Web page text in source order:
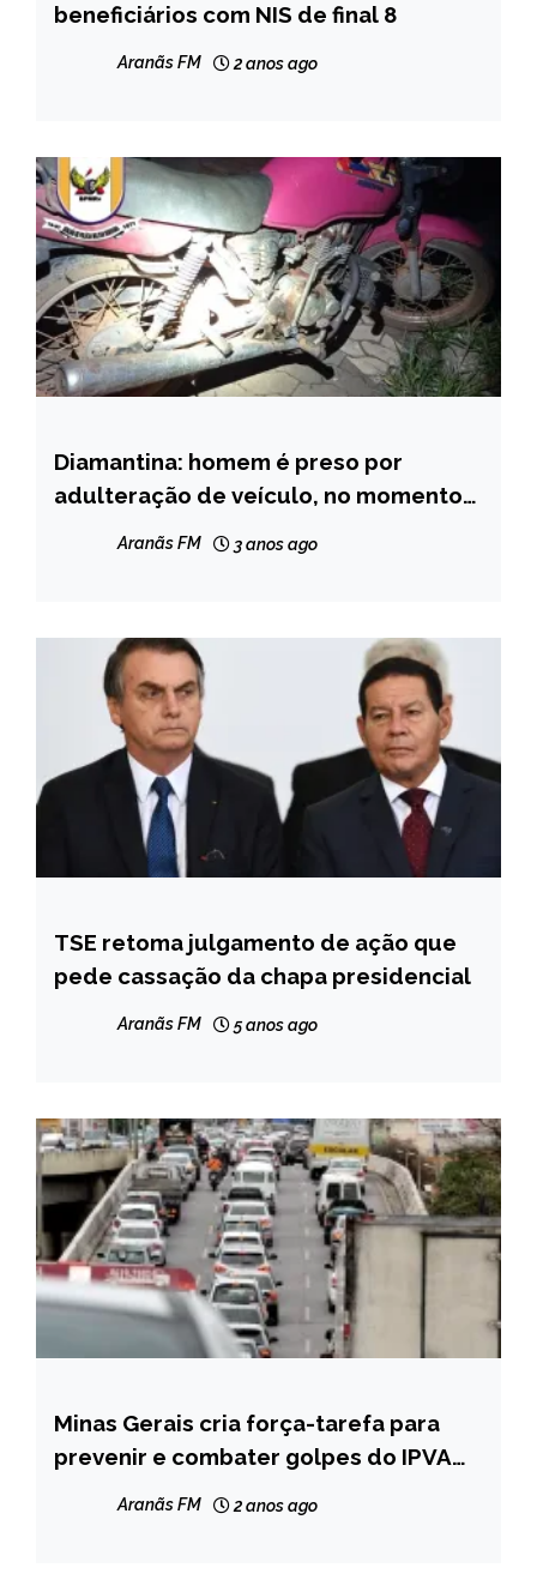
NOTÍCIAS
beneficiários com NIS de final 8
Aranãs FM 2 anos ago
CAPELINHA
MINAS
Diamantina: homem é preso por
adulteração de veículo, no momento
Aranãs FM 3 anos ago
BRASIL
NOTÍCIAS
TSE retoma julgamento de ação que
pede cassação da chapa presidencial
Aranãs FM 5 anos ago
CAPELINHA
MINAS
Minas Gerais cria força-tarefa para
prevenir e combater golpes do IPVA
Aranãs FM 2 anos ago